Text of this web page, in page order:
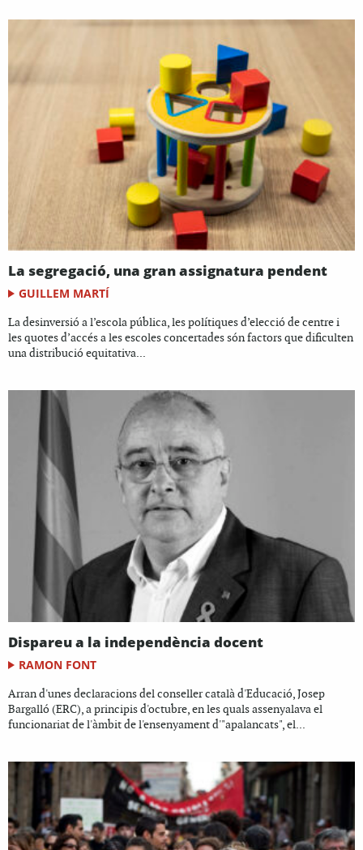
La segregació, una gran assignatura pendent
GUILLEM MARTÍ
La desinversió a l’escola pública, les polítiques d’elecció de centre i
les quotes d’accés a les escoles concertades són factors que dificulten
una distribució equitativa...
Dispareu a la independència docent
RAMON FONT
Arran d'unes declaracions del conseller català d'Educació, Josep
Bargalló (ERC), a principis d'octubre, en les quals assenyalava el
funcionariat de l'àmbit de l'ensenyament d'"apalancats", el...